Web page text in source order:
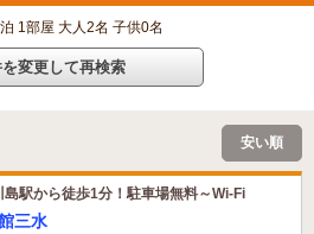
1部屋 大人2名 子供0名
変更して再検索
安い順
駅から徒歩1分！駐車場無料～Wi-Fi
三水